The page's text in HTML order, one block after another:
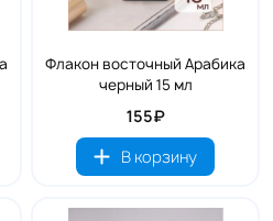
Флакон восточный Арабика
черный 15 мл
155₽
В корзину